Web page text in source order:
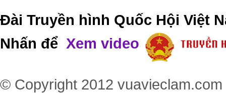
Đài Truyền hình Quốc Hội Việt
Nhấn để Xem video
© Copyright 2012 vuavieclam.com